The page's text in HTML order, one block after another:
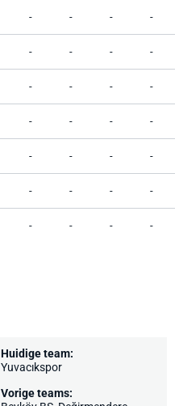
- - - -
- - - -
- - - -
- - - -
- - - -
- - - -
- - - -
Huidige team:
Yuvacıkspor
Vorige teams: